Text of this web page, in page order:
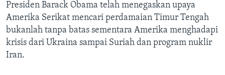
Presiden Barack Obama telah menegaskan upaya
Amerika Serikat mencari perdamaian Timur Tengah
bukanlah tanpa batas sementara Amerika menghadapi
krisis dari Ukraina sampai Suriah dan program nuklir
Iran.